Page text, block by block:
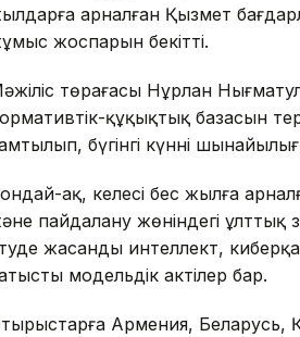
арналған Қызмет
жоспарын бекітті.
төрағасы Нұрлан
құқықтық базасын
бүгінгі күннің
ақ, келесі бес жылға
пайдалану жөніндегі ұлттық
жасанды интеллект,
модельдік актілер бар.
Армения, Беларусь,